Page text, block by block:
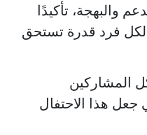
والبهجة، تأكيدًا
لكل فرد قدرة تستحق
المشاركين
هذا الاحتفال